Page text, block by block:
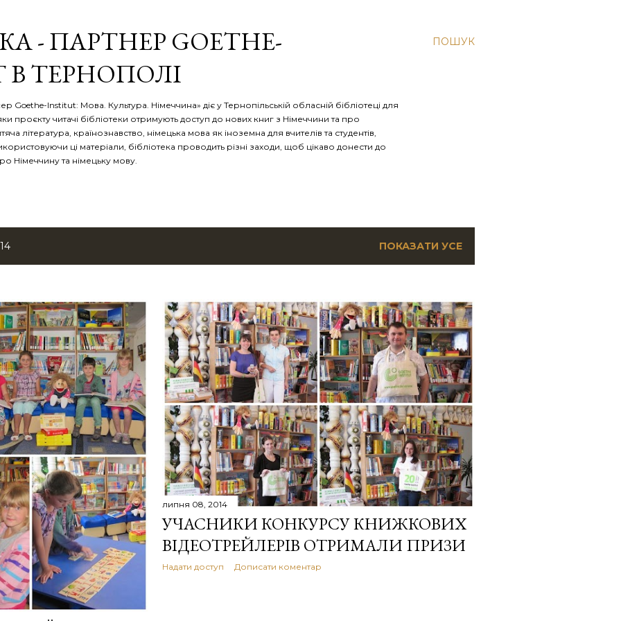
ПОШУК
- ПАРТНЕР GOETHE-
В ТЕРНОПОЛІ
Goethe-Institut: Мова. Культура. Німеччина» діє у Тернопільській обласній бібліотеці для
проєкту читачі бібліотеки отримують доступ до нових книг з Німеччини та про
література, країнознавство, німецька мова як іноземна для вчителів та студентів,
ці матеріали, бібліотека проводить різні заходи, щоб цікаво донести до
Німеччину та німецьку мову.
ПОКАЗАТИ УСЕ
липня 08, 2014
УЧАСНИКИ КОНКУРСУ КНИЖКОВИХ
ВІДЕОТРЕЙЛЕРІВ ОТРИМАЛИ ПРИЗИ
Надати доступ Дописати коментар